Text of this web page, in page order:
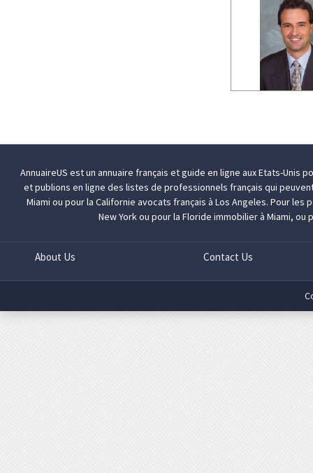
AnnuaireUS est un annuaire français et guide en ligne aux Etats-Unis
et publions en ligne des listes de professionnels français qui
Miami ou pour la Californieavocats français à Los Angeles. Pour les
New Yorkou pour la Florideimmobilier à Miami, ou
About Us Contact Us